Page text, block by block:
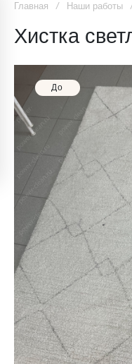
Главная / Наши работы
Хистка